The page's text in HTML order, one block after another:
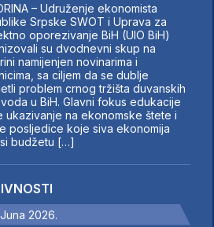
– Udruženje ekonomista
Srpske SWOT i Uprava za
oporezivanje BiH (UIO BiH)
su dvodnevni skup na
namijenjen novinarima i
sa ciljem da se dublje
problem crnog tržišta duvanskih
u BiH. Glavni fokus edukacije
ukazivanje na ekonomske štete i
posljedice koje siva ekonomija
budžetu […]
2026.